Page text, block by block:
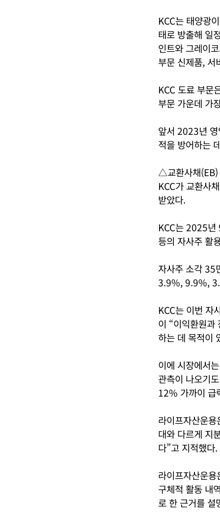
KCC는 태양광
태로 방출해 일
인트와 그레이
부문 신제품, 서
KCC 도료 부문
부문 가운데 가
앞서 2023년
적을 방어하는
△교환사채(EB)
KCC가 교환사
받았다.
KCC는 2025년
등의 자사주 활
자사주 소각 35
3.9%, 9.9%,
KCC는 이번 자
이 “이익환원과
하는 데 목적이
이에 시장에서
관측이 나오기
12% 가까이 급
라이프자산운
대와 다르게 지
다”고 지적했다.
라이프자산운
구체적 활동 내
로 한 근거를 설